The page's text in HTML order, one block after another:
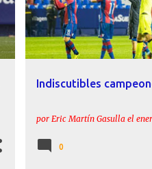
Indiscutibles
por Eric Martín Gasulla el
0